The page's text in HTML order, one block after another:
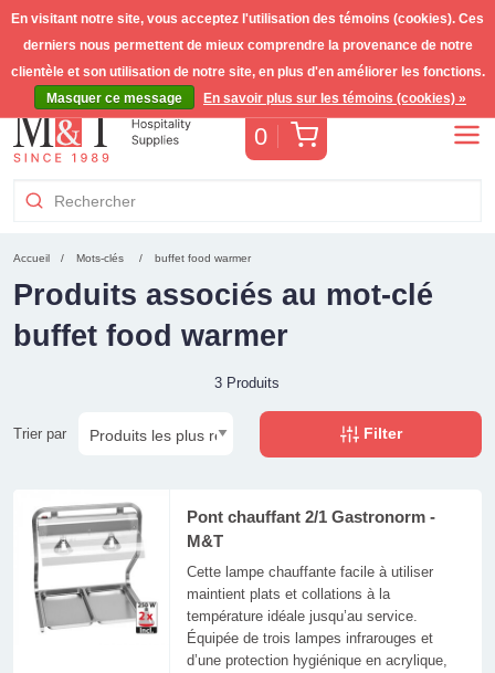
0 Panier
Accueil Mots-clés buffet food warmer
Produits associés au mot-clé
buffet food warmer
3 Produits
Trier par Filter
Pont chauffant 2/1 Gastronorm -
M&T
Cette lampe chauffante facile à utiliser
maintient plats et collations à la
température idéale jusqu’au service.
Équipée de trois lampes infrarouges et
d’une protection hygiénique en acrylique,
En visitant notre site, vous acceptez l'utilisation des témoins (cookies). Ces
derniers nous permettent de mieux comprendre la provenance de notre
clientèle et son utilisation de notre site, en plus d'en améliorer les fonctions.
Masquer ce message
En savoir plus sur les témoins (cookies) »